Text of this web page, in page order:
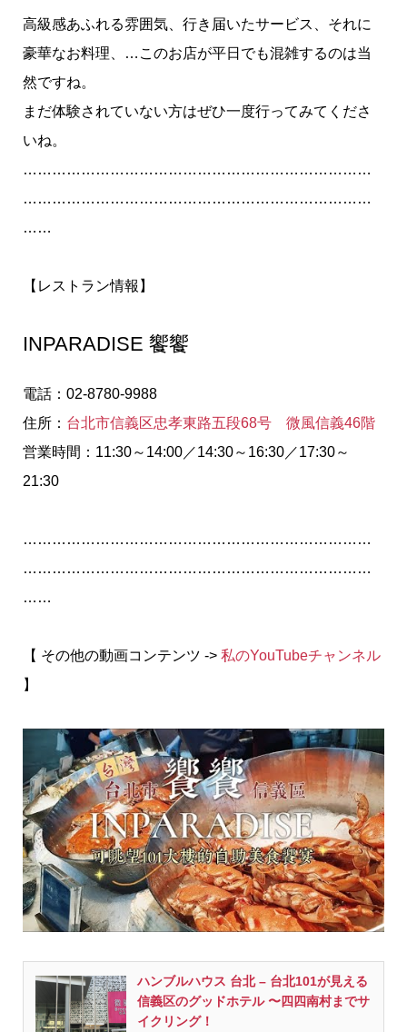
高級感あふれる雰囲気、行き届いたサービス、それに
豪華なお料理、…このお店が平日でも混雑するのは当
然ですね。
まだ体験されていない方はぜひ一度行ってみてくださ
いね。
………………………………………………………………
………………………………………………………………
……
【レストラン情報】
INPARADISE 饗饗
電話：02-8780-9988
住所： 台北市信義区忠孝東路五段68号 微風信義46階
営業時間：11:30～14:00／14:30～16:30／17:30～
21:30
………………………………………………………………
………………………………………………………………
……
【 その他の動画コンテンツ -> 私のYouTubeチャンネル
】
ハンブルハウス 台北 – 台北101が見える
信義区のグッドホテル 〜四四南村までサ
イクリング！